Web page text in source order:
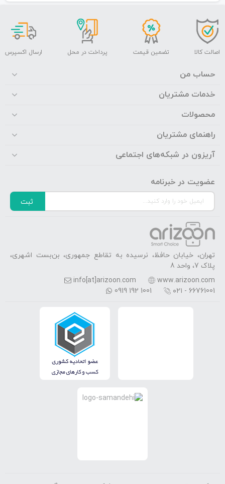
اصالت کالا تضمین قیمت پرداخت در محل ارسال اکسپرس
حساب من
خدمات مشتریان
محصولات
راهنمای مشتریان
آریزون در شبکه‌های اجتماعی
عضویت در خبرنامه
ثبت
تهران، خیابان حافظ، نرسیده به تقاطع جمهوری، بن‌بست اشهری،
پلاک 7، واحد 8
www.arizoon.com
info[at]arizoon.com
۰۲۱ - 66761001
0919 192 1001